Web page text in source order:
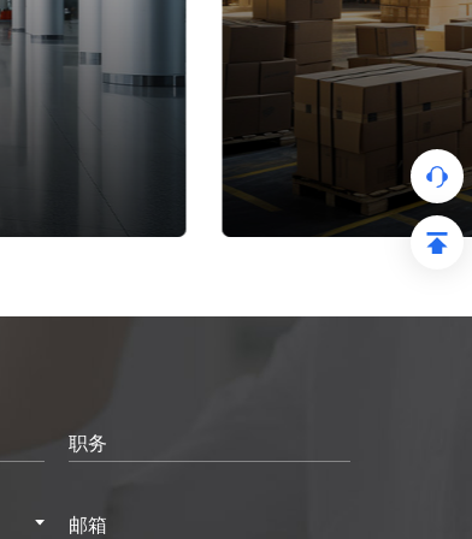
职务
邮箱